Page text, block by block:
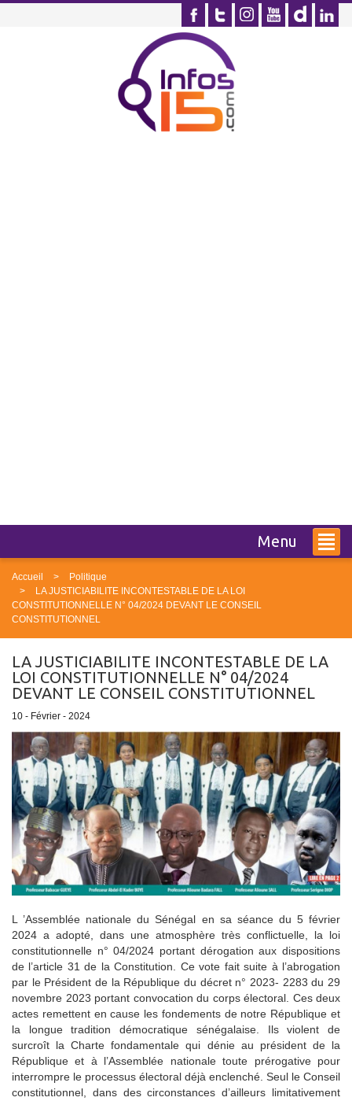
Menu
Accueil
Politique
LA JUSTICIABILITE INCONTESTABLE DE LA LOI
CONSTITUTIONNELLE N° 04/2024 DEVANT LE CONSEIL
CONSTITUTIONNEL
LA JUSTICIABILITE INCONTESTABLE DE LA
LOI CONSTITUTIONNELLE N° 04/2024
DEVANT LE CONSEIL CONSTITUTIONNEL
10 - Février - 2024
L ’Assemblée nationale du Sénégal en sa séance du 5 février
2024 a adopté, dans une atmosphère très conflictuelle, la loi
constitutionnelle n° 04/2024 portant dérogation aux dispositions
de l’article 31 de la Constitution. Ce vote fait suite à l’abrogation
par le Président de la République du décret n° 2023- 2283 du 29
novembre 2023 portant convocation du corps électoral. Ces deux
actes remettent en cause les fondements de notre République et
la longue tradition démocratique sénégalaise. Ils violent de
surcroît la Charte fondamentale qui dénie au président de la
République et à l’Assemblée nationale toute prérogative pour
interrompre le processus électoral déjà enclenché. Seul le Conseil
constitutionnel, dans des circonstances d’ailleurs limitativement